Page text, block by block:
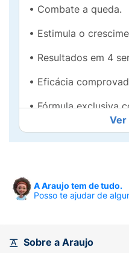
• Combate a queda.
• Estimula o
• Resultados em 4
• Eficácia
• Fórmula exclusiva
• Controle da
•
• Uso tópico.
Ver
A Araujo tem de tudo.
Posso te ajudar de
Sobre a Araujo